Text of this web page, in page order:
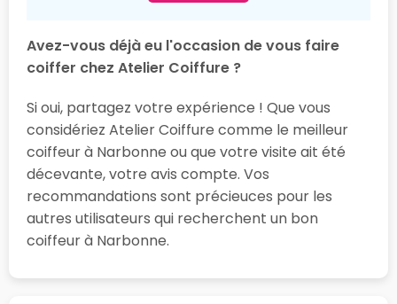
Avez-vous déjà eu l'occasion de vous faire
coiffer chez Atelier Coiffure ?
Si oui, partagez votre expérience ! Que vous
considériez Atelier Coiffure comme le meilleur
coiffeur à Narbonne ou que votre visite ait été
décevante, votre avis compte. Vos
recommandations sont précieuces pour les
autres utilisateurs qui recherchent un bon
coiffeur à Narbonne.